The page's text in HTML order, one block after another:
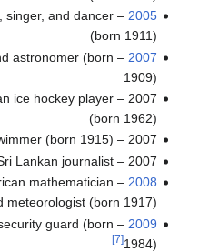
2005
–
singer, and dancer
(born 1911)
2007
–
astronomer (born
1909)
2007 –
ice hockey player
(born 1962)
2007 –
(born 1915)
2007 –
Sri Lankan journalist
2008
–
mathematician
meteorologist (born 1917)
2009
–
guard (born
1984)
[7]